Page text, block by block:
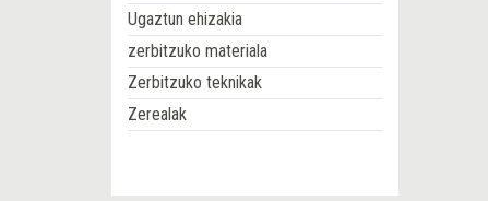
Ugaztun ehizakia
zerbitzuko materiala
Zerbitzuko teknikak
Zerealak